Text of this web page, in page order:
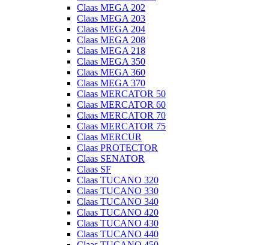
Claas MEGA 202
Claas MEGA 203
Claas MEGA 204
Claas MEGA 208
Claas MEGA 218
Claas MEGA 350
Claas MEGA 360
Claas MEGA 370
Claas MERCATOR 50
Claas MERCATOR 60
Claas MERCATOR 70
Claas MERCATOR 75
Claas MERCUR
Claas PROTECTOR
Claas SENATOR
Claas SF
Claas TUCANO 320
Claas TUCANO 330
Claas TUCANO 340
Claas TUCANO 420
Claas TUCANO 430
Claas TUCANO 440